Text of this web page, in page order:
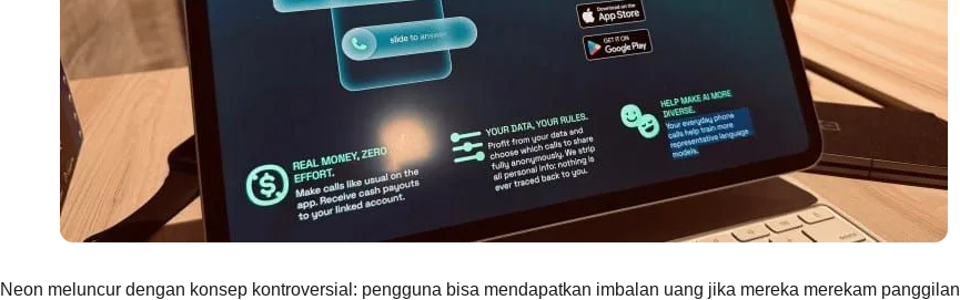
Neon meluncur dengan konsep kontroversial: pengguna bisa mendapatkan imbalan uang jika mereka merekam panggilan